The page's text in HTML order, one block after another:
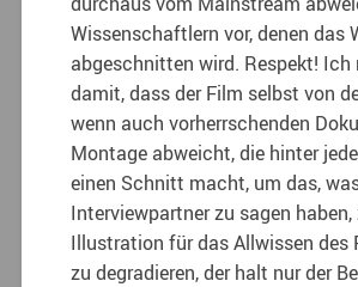
Wissenschaftlern vor, denen das
abgeschnitten wird. Respekt! Ich
damit, dass der Film selbst von
wenn auch vorherrschenden
Montage abweicht, die hinter
einen Schnitt macht, um das,
Interviewpartner zu sagen haben,
Illustration für das Allwissen des
zu degradieren, der halt nur der